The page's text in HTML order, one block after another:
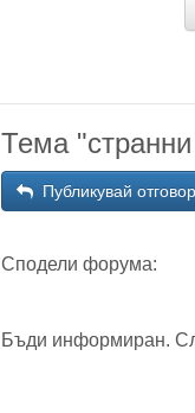
Тема
Публикувай отговор
Сподели форума:
Бъди информиран.